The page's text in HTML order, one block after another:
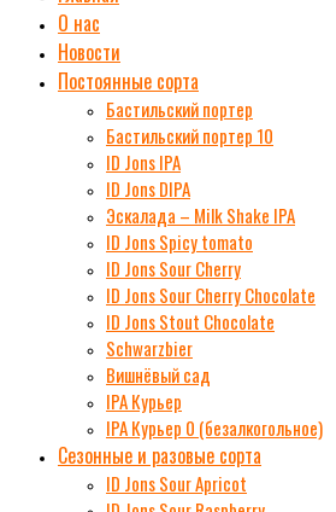
О нас
Новости
Постоянные сорта
Бастильский портер
Бастильский портер 10
ID Jons IPA
ID Jons DIPA
Эскалада – Milk Shake IPA
ID Jons Spicy tomato
ID Jons Sour Cherry
ID Jons Sour Cherry Chocolate
ID Jons Stout Chocolate
Schwarzbier
Вишнёвый сад
IPA Курьер
IPA Курьер 0 (безалкогольное)
Сезонные и разовые сорта
ID Jons Sour Аpricot